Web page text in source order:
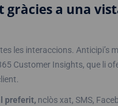
a una
les interaccions. Anticipi’s
Customer Insights, que li
preferit, nclòs xat, SMS,